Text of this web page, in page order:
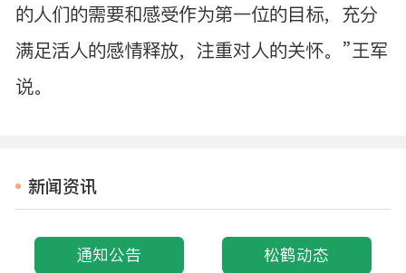
的人们的需要和感受作为第一位的目标，充分
满足活人的感情释放，注重对人的关怀。”王军
说。
新闻资讯
通知公告 松鹤动态